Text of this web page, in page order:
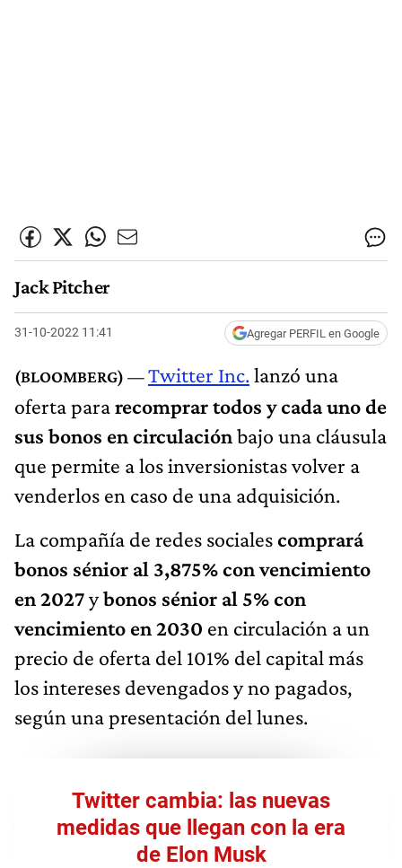
Jack Pitcher
31-10-2022 11:41 Agregar PERFIL en Google
Twitter Inc.lanzó una
oferta pararecomprar todos y cada uno de
sus bonos en circulaciónbajo una cláusula
que permite a los inversionistas volver a
venderlos en caso de una adquisición.
La compañía de redes socialescomprará
bonos sénior al 3,875% con vencimiento
en 2027ybonos sénior al 5% con
vencimiento en 2030 en circulación a un
precio de oferta del 101% del capital más
los intereses devengados y no pagados,
según una presentación del lunes.
Twitter cambia: las nuevas
medidas que llegan con la era
de Elon Musk